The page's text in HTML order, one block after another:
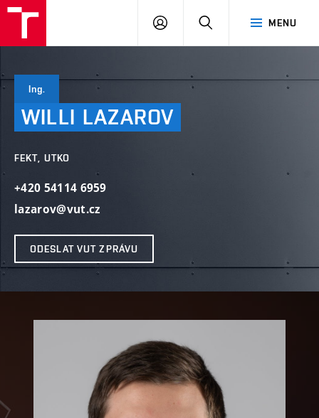
MENU
PŘIHLÁSIT
Ing.
WILLI LAZAROV
FEKT, UTKO
+420 54114 6959
lazarov@vut.cz
ODESLAT VUT ZPRÁVU